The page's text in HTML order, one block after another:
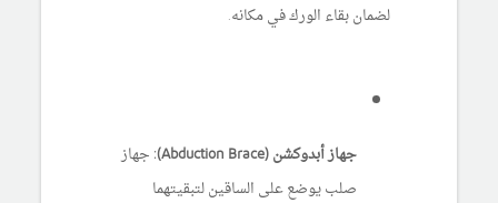
لضمان بقاء الورك في مكانه.
جهاز أبدوكشن (Abduction Brace):
جهاز
صلب يوضع على الساقين لتبقيتهما